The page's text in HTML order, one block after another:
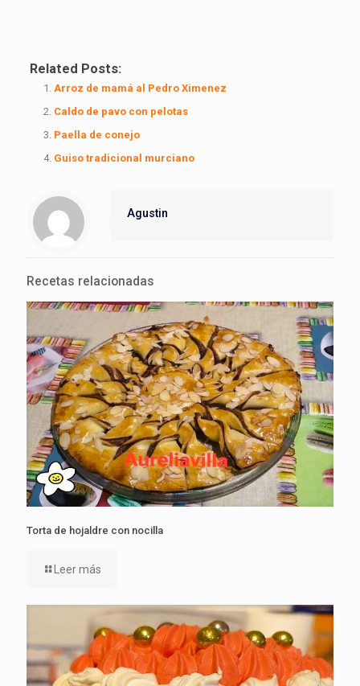
Related Posts:
Arroz de mamá al Pedro Ximenez
Caldo de pavo con pelotas
Paella de conejo
Guiso tradicional murciano
Agustin
Recetas relacionadas
Torta de hojaldre con nocilla
Leer más